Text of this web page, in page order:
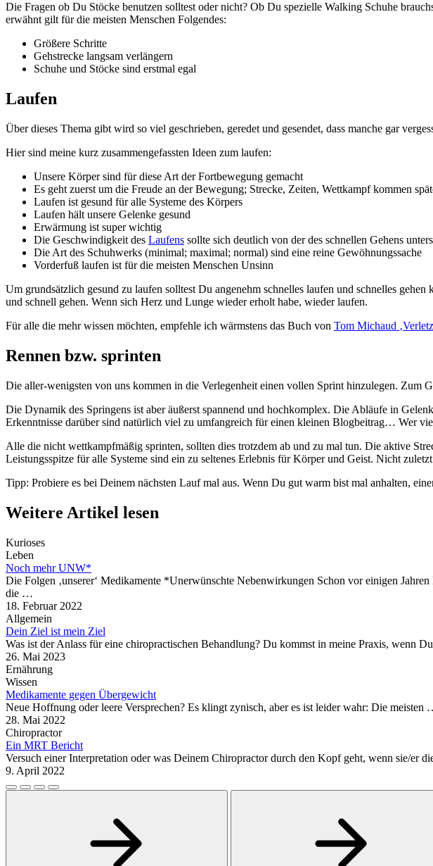
Die Fragen ob Du Stöcke benutzen solltest oder nicht? Ob Du spezielle Walking Schuhe
erwähnt gilt für die meisten Menschen Folgendes:
Größere Schritte
Gehstrecke langsam verlängern
Schuhe und Stöcke sind erstmal egal
Laufen
Über dieses Thema gibt wird so viel geschrieben, geredet und gesendet, dass manche gar
Hier sind meine kurz zusammengefassten Ideen zum laufen:
Unsere Körper sind für diese Art der Fortbewegung gemacht
Es geht zuerst um die Freude an der Bewegung; Strecke, Zeiten, Wettkampf kommen
Laufen ist gesund für alle Systeme des Körpers
Laufen hält unsere Gelenke gesund
Erwärmung ist super wichtig
Die Geschwindigkeit des Laufens sollte sich deutlich von der des schnellen Gehens
Die Art des Schuhwerks (minimal; maximal; normal) sind eine reine Gewöhnungssache
Vorderfuß laufen ist für die meisten Menschen Unsinn
Um grundsätzlich gesund zu laufen solltest Du angenehm schnelles laufen und schnelles
und schnell gehen. Wenn sich Herz und Lunge wieder erholt habe, wieder laufen.
Für alle die mehr wissen möchten, empfehle ich wärmstens das Buch von Tom Michaud
Rennen bzw. sprinten
Die aller-wenigsten von uns kommen in die Verlegenheit einen vollen Sprint hinzulegen.
Die Dynamik des Springens ist aber äußerst spannend und hochkomplex. Die Abläufe in
Erkenntnisse darüber sind natürlich viel zu umfangreich für einen kleinen Blogbeitrag… Wer
Alle die nicht wettkampfmäßig sprinten, sollten dies trotzdem ab und zu mal tun. Die aktive
Leistungsspitze für alle Systeme sind ein zu seltenes Erlebnis für Körper und Geist. Nicht
Tipp: Probiere es bei Deinem nächsten Lauf mal aus. Wenn Du gut warm bist mal anhalten,
Weitere Artikel lesen
Kurioses
Leben
Noch mehr UNW*
Die Folgen ‚unserer‘ Medikamente *Unerwünschte Nebenwirkungen Schon vor einigen Jahren
die …
18. Februar 2022
Allgemein
Dein Ziel ist mein Ziel
Was ist der Anlass für eine chiropractischen Behandlung? Du kommst in meine Praxis, wenn
26. Mai 2023
Ernährung
Wissen
Medikamente gegen Übergewicht
Neue Hoffnung oder leere Versprechen? Es klingt zynisch, aber es ist leider wahr: Die meisten
28. Mai 2022
Chiropractor
Ein MRT Bericht
Versuch einer Interpretation oder was Deinem Chiropractor durch den Kopf geht, wenn sie/er
9. April 2022